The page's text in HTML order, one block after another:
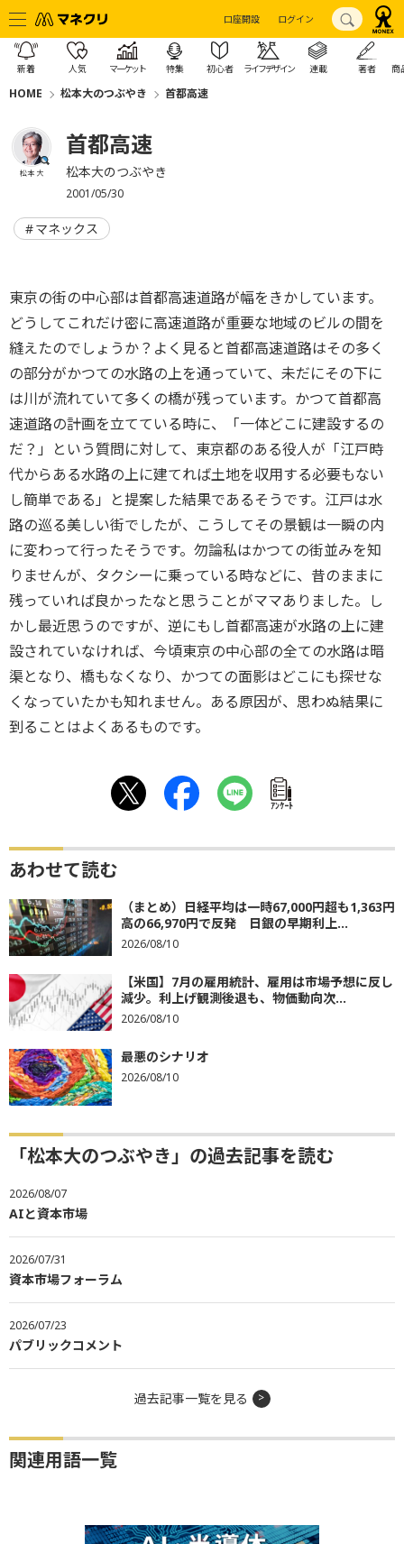
口座開設 ログイン
新着 人気 マーケット 特集 初心者 ライフデザイン 連載 著者 商
HOME 松本大のつぶやき 首都高速
松本 大
首都高速
松本大のつぶやき
2001/05/30
マネックス
東京の街の中心部は首都高速道路が幅をきかしています。
どうしてこれだけ密に高速道路が重要な地域のビルの間を
縫えたのでしょうか？よく見ると首都高速道路はその多く
の部分がかつての水路の上を通っていて、未だにその下に
は川が流れていて多くの橋が残っています。かつて首都高
速道路の計画を立てている時に、「一体どこに建設するの
だ？」という質問に対して、東京都のある役人が「江戸時
代からある水路の上に建てれば土地を収用する必要もない
し簡単である」と提案した結果であるそうです。江戸は水
路の巡る美しい街でしたが、こうしてその景観は一瞬の内
に変わって行ったそうです。勿論私はかつての街並みを知
りませんが、タクシーに乗っている時などに、昔のままに
残っていれば良かったなと思うことがママありました。し
かし最近思うのですが、逆にもし首都高速が水路の上に建
設されていなければ、今頃東京の中心部の全ての水路は暗
渠となり、橋もなくなり、かつての面影はどこにも探せな
くなっていたかも知れません。ある原因が、思わぬ結果に
到ることはよくあるものです。
ｱﾝｹｰﾄ
あわせて読む
（まとめ）日経平均は一時67,000円超も1,363円
高の66,970円で反発 日銀の早期利上...
2026/08/10
【米国】7月の雇用統計、雇用は市場予想に反し
減少。利上げ観測後退も、物価動向次...
2026/08/10
最悪のシナリオ
2026/08/10
「松本大のつぶやき」の過去記事を読む
2026/08/07
AIと資本市場
2026/07/31
資本市場フォーラム
2026/07/23
パブリックコメント
過去記事一覧を見る
関連用語一覧